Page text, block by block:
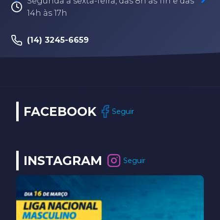
14h às 17h
(14) 3245-6659
FACEBOOK Seguir
INSTAGRAM Seguir